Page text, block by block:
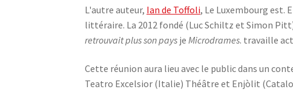
L'autre auteur, Ian de Toffoli, Le Luxembourg est.
littéraire. La 2012 fondé (Luc Schiltz et Simon
retrouvait plus son pays je Microdrames. travaille
Cette réunion aura lieu avec le public dans un
Teatro Excelsior (Italie) Théâtre et Enjòlit